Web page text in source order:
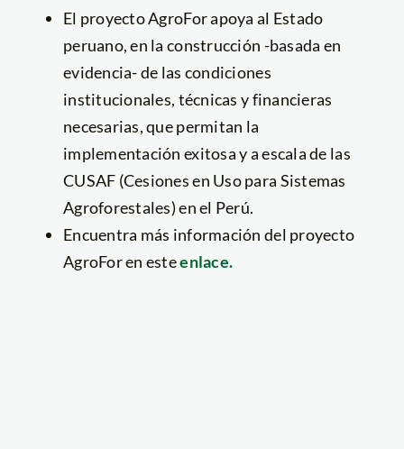
El proyecto AgroFor apoya al Estado
peruano, en la construcción -basada en
evidencia- de las condiciones
institucionales, técnicas y financieras
necesarias, que permitan la
implementación exitosa y a escala de las
CUSAF (Cesiones en Uso para Sistemas
Agroforestales) en el Perú.
Encuentra más información del proyecto
AgroFor en esteenlace.